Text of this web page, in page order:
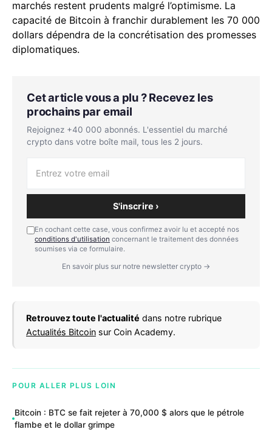
marchés restent prudents malgré l’optimisme. La
capacité de Bitcoin à franchir durablement les 70 000
dollars dépendra de la concrétisation des promesses
diplomatiques.
Cet article vous a plu ? Recevez les
prochains par email
Rejoignez +40 000 abonnés. L'essentiel du marché
crypto dans votre boîte mail, tous les 2 jours.
S'inscrire ›
En cochant cette case, vous confirmez avoir lu et accepté nos
conditions d'utilisation concernant le traitement des données
soumises via ce formulaire.
En savoir plus sur notre newsletter crypto →
Retrouvez toute l'actualité dans notre rubrique
Actualités Bitcoin sur Coin Academy.
POUR ALLER PLUS LOIN
Bitcoin : BTC se fait rejeter à 70,000 $ alors que le pétrole
flambe et le dollar grimpe